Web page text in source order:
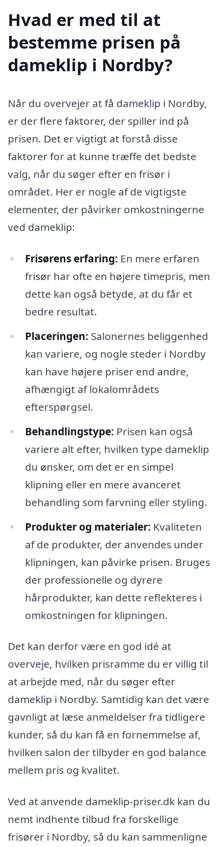
Hvad er med til at
bestemme prisen på
dameklip i Nordby?
Når du overvejer at få dameklip i Nordby,
er der flere faktorer, der spiller ind på
prisen. Det er vigtigt at forstå disse
faktorer for at kunne træffe det bedste
valg, når du søger efter en frisør i
området. Her er nogle af de vigtigste
elementer, der påvirker omkostningerne
ved dameklip:
Frisørens erfaring: En mere erfaren
frisør har ofte en højere timepris, men
dette kan også betyde, at du får et
bedre resultat.
Placeringen: Salonernes beliggenhed
kan variere, og nogle steder i Nordby
kan have højere priser end andre,
afhængigt af lokalområdets
efterspørgsel.
Behandlingstype: Prisen kan også
variere alt efter, hvilken type dameklip
du ønsker, om det er en simpel
klipning eller en mere avanceret
behandling som farvning eller styling.
Produkter og materialer: Kvaliteten
af de produkter, der anvendes under
klipningen, kan påvirke prisen. Bruges
der professionelle og dyrere
hårprodukter, kan dette reflekteres i
omkostningen for klipningen.
Det kan derfor være en god idé at
overveje, hvilken prisramme du er villig til
at arbejde med, når du søger efter
dameklip i Nordby. Samtidig kan det være
gavnligt at læse anmeldelser fra tidligere
kunder, så du kan få en fornemmelse af,
hvilken salon der tilbyder en god balance
mellem pris og kvalitet.
Ved at anvende dameklip-priser.dk kan du
nemt indhente tilbud fra forskellige
frisører i Nordby, så du kan sammenligne